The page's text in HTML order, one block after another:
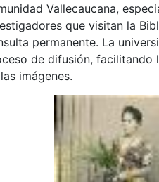
Vallecaucana,
que visitan la
permanente. La
de difusión, facilitando
imágenes.